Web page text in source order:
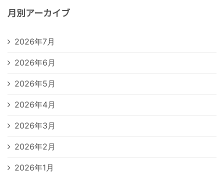
月別アーカイブ
2026年7月
2026年6月
2026年5月
2026年4月
2026年3月
2026年2月
2026年1月